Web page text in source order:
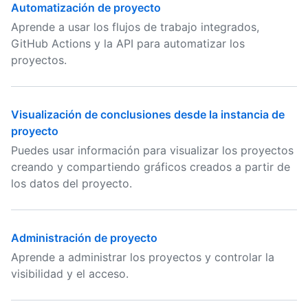
Automatización de proyecto
Aprende a usar los flujos de trabajo integrados,
GitHub Actions y la API para automatizar los
proyectos.
Visualización de conclusiones desde la instancia de
proyecto
Puedes usar información para visualizar los proyectos
creando y compartiendo gráficos creados a partir de
los datos del proyecto.
Administración de proyecto
Aprende a administrar los proyectos y controlar la
visibilidad y el acceso.